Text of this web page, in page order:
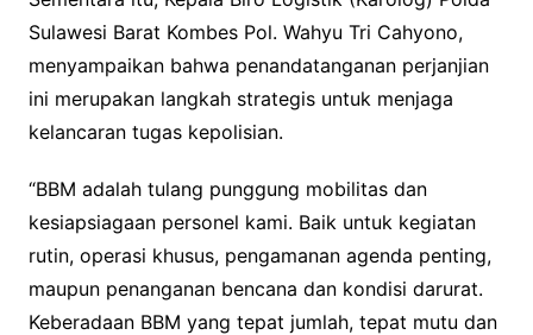
Sulawesi Barat Kombes Pol. Wahyu Tri Cahyono,
menyampaikan bahwa penandatanganan perjanjian
ini merupakan langkah strategis untuk menjaga
kelancaran tugas kepolisian.
“BBM adalah tulang punggung mobilitas dan
kesiapsiagaan personel kami. Baik untuk kegiatan
rutin, operasi khusus, pengamanan agenda penting,
maupun penanganan bencana dan kondisi darurat.
Keberadaan BBM yang tepat jumlah, tepat mutu dan